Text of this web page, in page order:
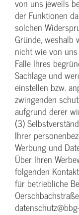
von uns jeweils
der Funktionen
solchen
Gründe, weshalb
nicht wie von
Falle Ihres
Sachlage und
einstellen bzw.
zwingenden
aufgrund derer
(3)
Ihrer
Werbung und
Über Ihren
folgenden
für betriebliche